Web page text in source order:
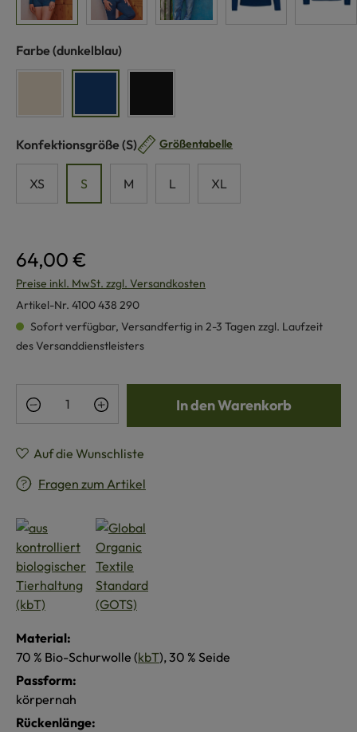
Farbe auswählen
(dunkelblau)
Konfektionsgröße auswählen
(S) Größentabelle
XS S M L XL
64,00 €
Preise inkl. MwSt. zzgl. Versandkosten
Artikel-Nr. 4100 438 290
Sofort verfügbar, Versandfertig in 2-3 Tagen zzgl. Laufzeit
des Versanddienstleisters
Produkt Anzahl: Gib den gewünschten
In den Warenkorb
Auf die Wunschliste
Fragen zum Artikel
Material:
70 % Bio-Schurwolle (kbT), 30 % Seide
Passform:
körpernah
Rückenlänge: